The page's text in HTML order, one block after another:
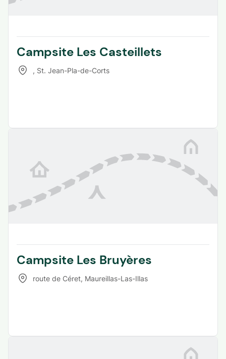
Campsite Les Casteillets
, St. Jean-Pla-de-Corts
Campsite Les Bruyères
route de Céret, Maureillas-Las-Illas